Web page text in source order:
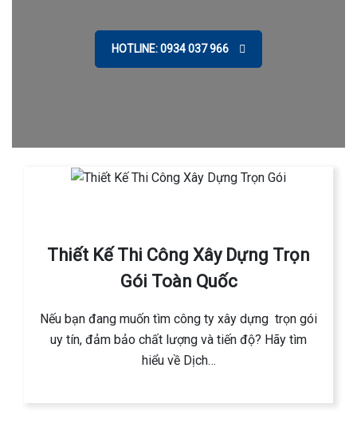
HOTLINE: 0934 037 966
Thiết Kế Thi Công Xây Dựng Trọn
Gói Toàn Quốc
Nếu bạn đang muốn tìm công ty xây dựng trọn gói
uy tín, đảm bảo chất lượng và tiến độ? Hãy tìm
hiểu về Dịch…